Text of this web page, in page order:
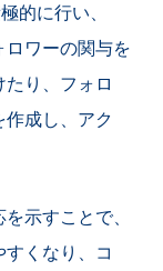
的に行い、
ワーの関与を
り、フォロ
成し、アク
示すことで、
くなり、コ